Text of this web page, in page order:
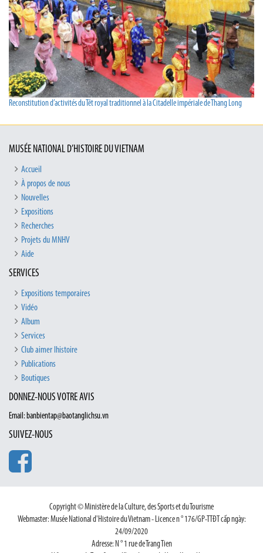
Reconstitution d’activités du Têt royal traditionnel à la Citadelle impériale de Thang Long
MUSÉE NATIONAL D’HISTOIRE DU VIETNAM
Accueil
À propos de nous
Nouvelles
Expositions
Recherches
Projets du MNHV
Aide
SERVICES
Expositions temporaires
Vidéo
Album
Services
Club aimer lhistoire
Publications
Boutiques
DONNEZ-NOUS VOTRE AVIS
Email: banbientap@baotanglichsu.vn
SUIVEZ-NOUS
Copyright © Ministère de la Culture, des Sports et du Tourisme
Webmaster: Musée National d'Histoire du Vietnam - Licence n ° 176/GP-TTĐT cấp ngày:
24/09/2020
Adresse: N ° 1 rue de Trang Tien